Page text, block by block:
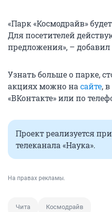
«Парк «Космодрайв»
Для посетителей
предложения», – добавил
Узнать больше о парке,
акциях можно на сайте,
«ВКонтакте» или по
Проект реализуется
телеканала «Наука».
На правах рекламы.
Чита Космодрайв